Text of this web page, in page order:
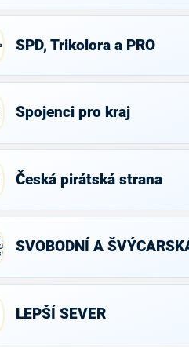
SPD, Trikolora a PRO
Spojenci pro kraj
Česká pirátská strana
SVOBODNÍ A
LEPŠÍ SEVER